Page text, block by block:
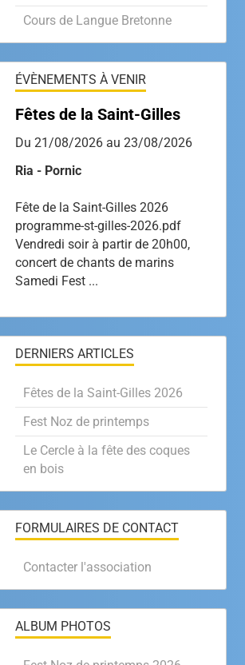
Cours de Langue Bretonne
ÉVÈNEMENTS À VENIR
Fêtes de la Saint-Gilles
Du 21/08/2026 au 23/08/2026
Ria - Pornic
Fête de la Saint-Gilles 2026
programme-st-gilles-2026.pdf
Vendredi soir à partir de 20h00,
concert de chants de marins
Samedi Fest ...
DERNIERS ARTICLES
Fêtes de la Saint-Gilles 2026
Fest Noz de printemps
Le Cercle à la fête des coques
en bois
FORMULAIRES DE CONTACT
Contacter l'association
ALBUM PHOTOS